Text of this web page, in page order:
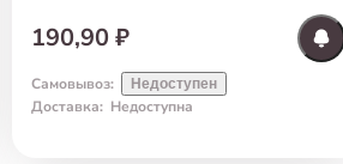
190,90 ₽
Самовывоз: Недоступен
Доставка: Недоступна